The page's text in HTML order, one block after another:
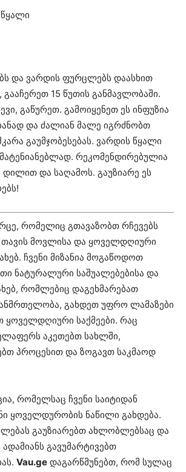
და ვარდის ფურცლებს დაასხით
15 წუთის განმავლობაში.
გაწურეთ. გამოიყენეთ ეს ინფუზია
და ძალიან მალე იგრძნობთ
გაუმჯობესებას. ვარდის წყალი
რეკომენდირებულია
დილით და საღამოს. გაუზიარე ეს
რომელიც გთავაზობთ რჩევებს
მოვლისა და ყოველდღიური
ჩვენი მიზანია მოგაწოდოთ
ნატურალური საშუალებებისა და
რომლებიც დაგეხმარებათ
გახდეთ უფრო ლამაზები
ყოველდღიური საქმეები. რაც
აკეთებთ სახლში,
პროცესით და ზოგავთ საკმაოდ
რომელსაც ჩვენი საიტიდან
ყოველდურობის ნაწილი გახდება.
გაუზიარებთ ახლობლებსაც და
გავუმარტივებთ
Vau.ge დაგარწმუნებთ, რომ სულაც